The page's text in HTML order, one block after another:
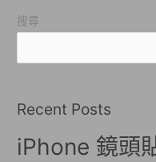
搜尋
Recent Posts
iPhone 鏡頭